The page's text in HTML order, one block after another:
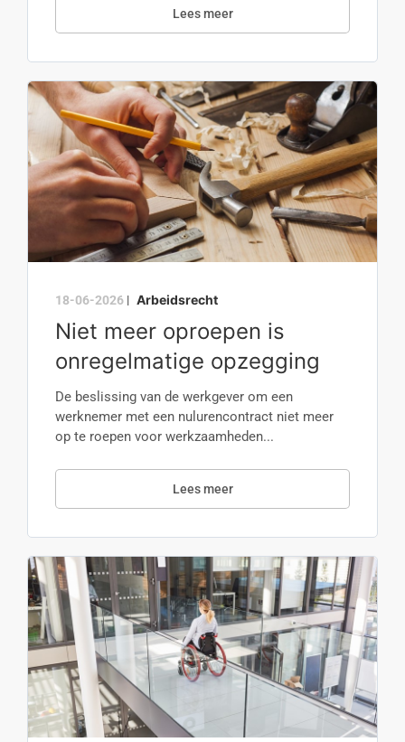
Lees meer
18-06-2026 | Arbeidsrecht
Niet meer oproepen is
onregelmatige opzegging
De beslissing van de werkgever om een
werknemer met een nulurencontract niet meer
op te roepen voor werkzaamheden...
Lees meer